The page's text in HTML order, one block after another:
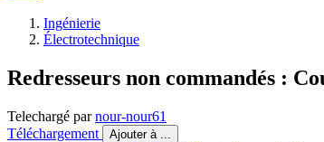
Ingénierie
Électrotechnique
Redresseurs non commandés :
Telechargé parnour-nour61
Téléchargement
Ajouter à ...